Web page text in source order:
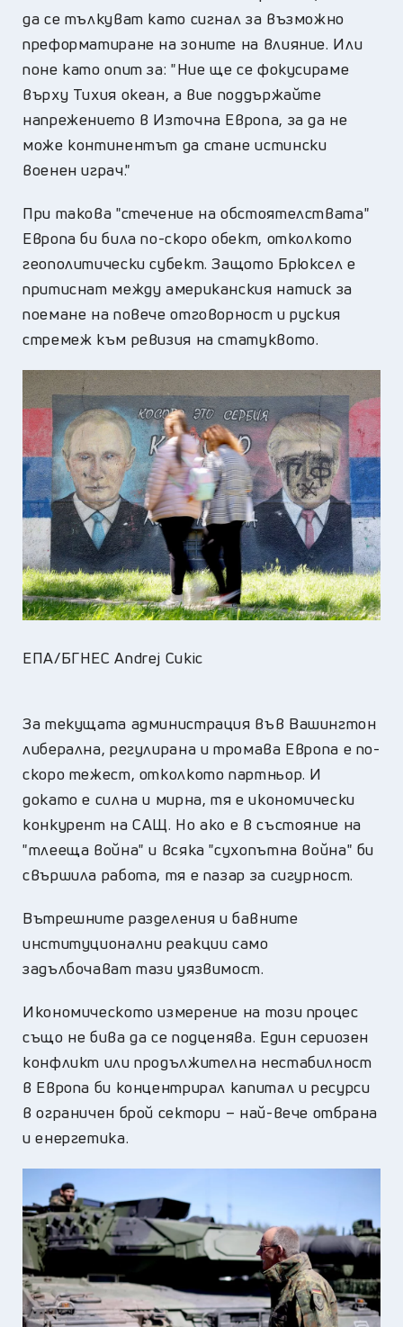
да се тълкуват като сигнал за възможно
преформатиране на зоните на влияние. Или
поне като опит за: "Ние ще се фокусираме
върху Тихия океан, а вие поддържайте
напрежението в Източна Европа, за да не
може континентът да стане истински
военен играч."
При такова "стечение на обстоятелствата"
Европа би била по-скоро обект, отколкото
геополитически субект. Защото Брюксел е
притиснат между американския натиск за
поемане на повече отговорност и руския
стремеж към ревизия на статуквото.
ЕПА/БГНЕС Andrej Cukic
За текущата администрация във Вашингтон
либерална, регулирана и тромава Европа е по-
скоро тежест, отколкото партньор. И
докато е силна и мирна, тя е икономически
конкурент на САЩ. Но ако е в състояние на
"тлееща война" и всяка "сухопътна война" би
свършила работа, тя е пазар за сигурност.
Вътрешните разделения и бавните
институционални реакции само
задълбочават тази уязвимост.
Икономическото измерение на този процес
също не бива да се подценява. Един сериозен
конфликт или продължителна нестабилност
в Европа би концентрирал капитал и ресурси
в ограничен брой сектори – най-вече отбрана
и енергетика.